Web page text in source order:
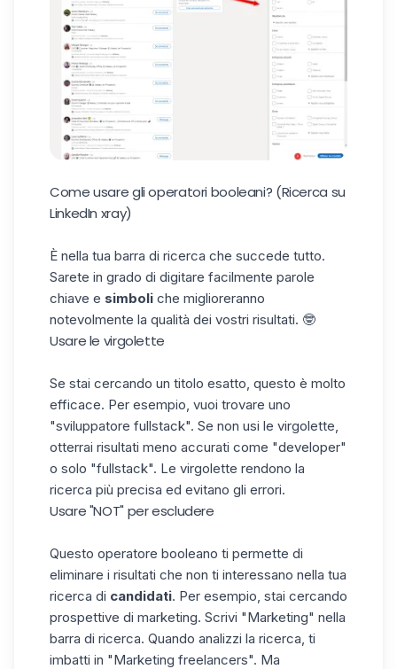
Come usare gli operatori booleani? (Ricerca su
LinkedIn xray)
È nella tua barra di ricerca che succede tutto.
Sarete in grado di digitare facilmente parole
chiave e simboli che miglioreranno
notevolmente la qualità dei vostri risultati. 🤓
Usare le virgolette
Se stai cercando un titolo esatto, questo è molto
efficace. Per esempio, vuoi trovare uno
"sviluppatore fullstack". Se non usi le virgolette,
otterrai risultati meno accurati come "developer"
o solo "fullstack". Le virgolette rendono la
ricerca più precisa ed evitano gli errori.
Usare "NOT" per escludere
Questo operatore booleano ti permette di
eliminare i risultati che non ti interessano nella tua
ricerca di candidati. Per esempio, stai cercando
prospettive di marketing. Scrivi "Marketing" nella
barra di ricerca. Quando analizzi la ricerca, ti
imbatti in "Marketing freelancers". Ma